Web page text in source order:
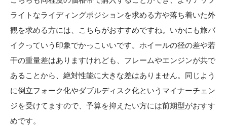
ライトなライディングポジションを求める方や落ち着いた外
観を求める方には、こちらがおすすめですね。いかにも旅バ
イクっていう印象でかっこいいです。ホイールの径の差や若
干の重量差はありますけれども、フレームやエンジンが共で
あることから、絶対性能に大きな差はありません。同じよう
に倒立フォーク化やダブルディスク化というマイナーチェン
ジを受けてますので、予算を抑えたい方には前期型がおすす
めです。